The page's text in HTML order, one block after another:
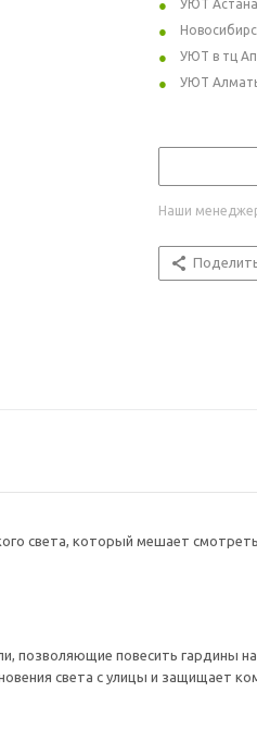
УЮТ Астана
УЮТ в тц
УЮТ
Наши
света, который мешает
позволяющие повесить гардины
света с улицы и защищает